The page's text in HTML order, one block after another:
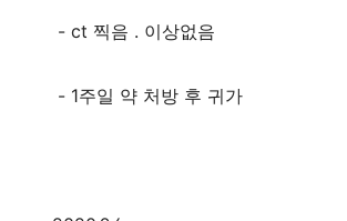
- ct 찍음 . 이상없음
- 1주일 약 처방 후 귀가